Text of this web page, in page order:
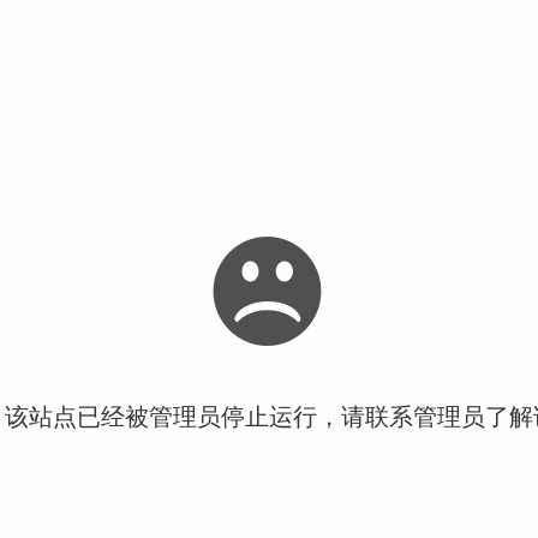
站点已经被管理员停止运行，请联系管理员了